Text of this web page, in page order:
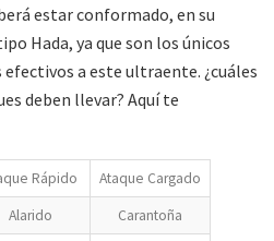
estar conformado, en su
Hada, ya que son los únicos
efectivos a este ultraente. ¿cuáles
deben llevar? Aquí te
Rápido
Ataque Cargado
Alarido
Carantoña